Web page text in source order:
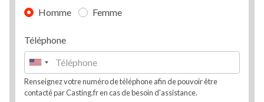
Homme
Femme
Téléphone
Renseignez votre numéro de téléphone afin de pouvoir être
contacté par Casting.fr en cas de besoin d'assistance.